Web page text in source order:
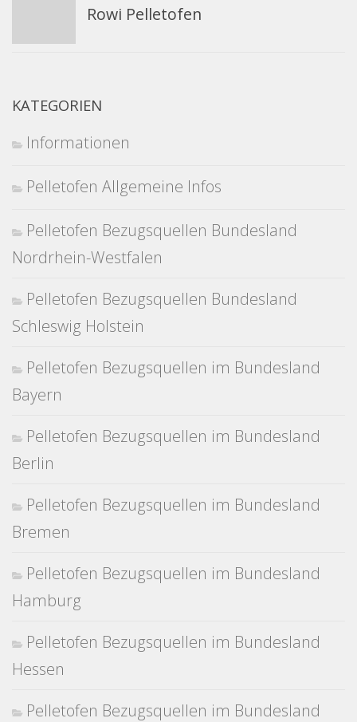
Rowi Pelletofen
KATEGORIEN
Informationen
Pelletofen Allgemeine Infos
Pelletofen Bezugsquellen Bundesland
Nordrhein-Westfalen
Pelletofen Bezugsquellen Bundesland
Schleswig Holstein
Pelletofen Bezugsquellen im Bundesland
Bayern
Pelletofen Bezugsquellen im Bundesland
Berlin
Pelletofen Bezugsquellen im Bundesland
Bremen
Pelletofen Bezugsquellen im Bundesland
Hamburg
Pelletofen Bezugsquellen im Bundesland
Hessen
Pelletofen Bezugsquellen im Bundesland